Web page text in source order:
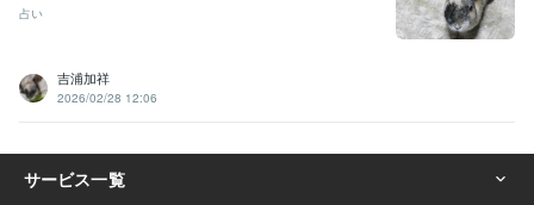
占い
吉浦加祥
2026/02/28 12:06